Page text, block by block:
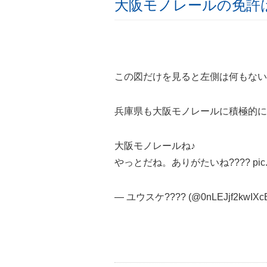
大阪モノレールの免許
この図だけを見ると左側は何もな
兵庫県も大阪モノレールに積極的
大阪モノレールね♪
やっとだね。ありがたいね????
— ユウスケ????